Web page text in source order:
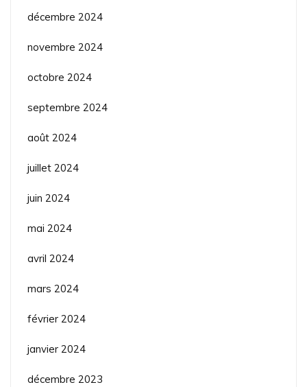
décembre 2024
novembre 2024
octobre 2024
septembre 2024
août 2024
juillet 2024
juin 2024
mai 2024
avril 2024
mars 2024
février 2024
janvier 2024
décembre 2023